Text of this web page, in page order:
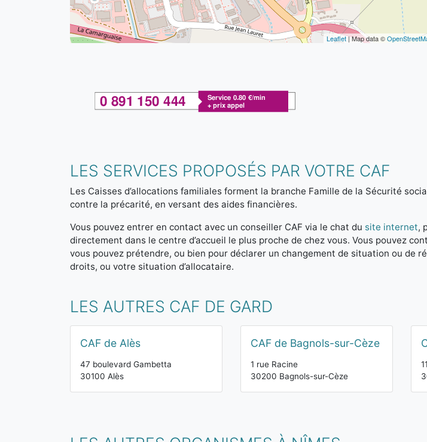
Leaflet| Map data ©
LES SERVICES PROPOSÉS PAR VOTRE CAF
Les Caisses d’allocations familiales forment la branche Famille de la Sécurité
contre la précarité, en versant des aides financières.
Vous pouvez entrer en contact avec un conseiller CAF via le chat du site internet,
directement dans le centre d’accueil le plus proche de chez vous. Vous pouvez
vous pouvez prétendre, ou bien pour déclarer un changement de situation ou de
droits, ou votre situation d’allocataire.
LES AUTRES CAF DE GARD
CAF de Alès
47 boulevard Gambetta
30100 Alès
CAF de Bagnols-sur-Cèze
1 rue Racine
30200 Bagnols-sur-Cèze